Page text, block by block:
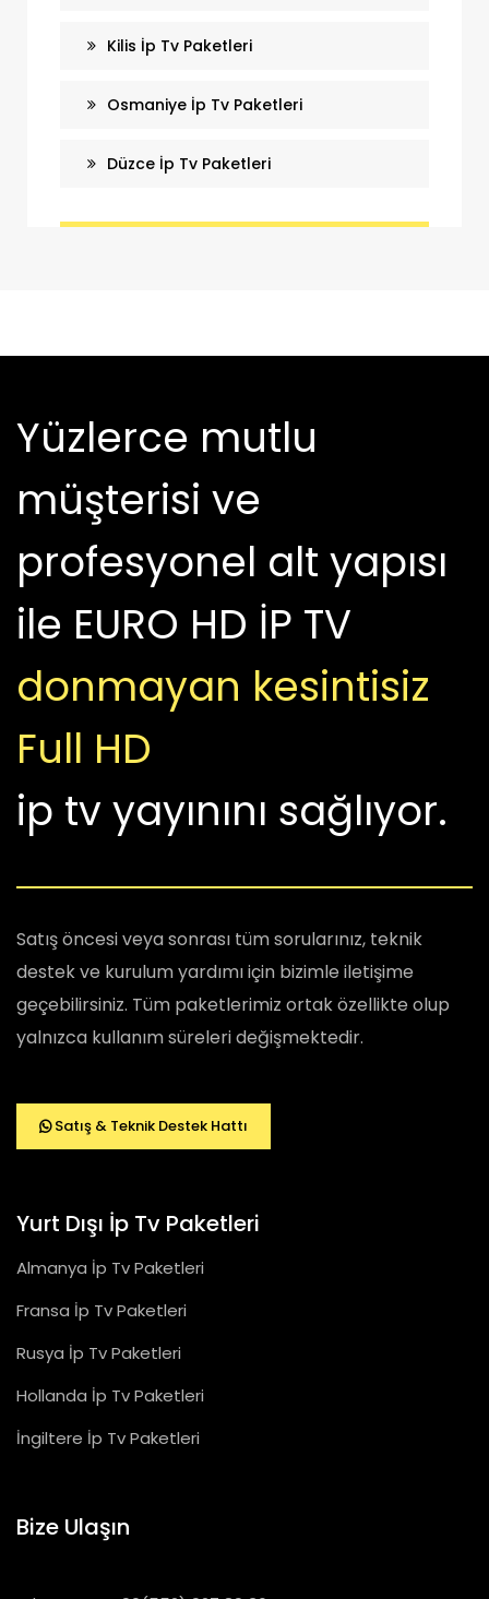
Kilis İp Tv Paketleri
Osmaniye İp Tv Paketleri
Düzce İp Tv Paketleri
Yüzlerce mutlu
müşterisi ve
profesyonel alt yapısı
ile EURO HD İP TV
donmayan kesintisiz
Full HD
ip tv yayınını sağlıyor.
Satış öncesi veya sonrası tüm sorularınız, teknik
destek ve kurulum yardımı için bizimle iletişime
geçebilirsiniz. Tüm paketlerimiz ortak özellikte olup
yalnızca kullanım süreleri değişmektedir.
Satış & Teknik Destek Hattı
Yurt Dışı İp Tv Paketleri
Almanya İp Tv Paketleri
Fransa İp Tv Paketleri
Rusya İp Tv Paketleri
Hollanda İp Tv Paketleri
İngiltere İp Tv Paketleri
Bize Ulaşın